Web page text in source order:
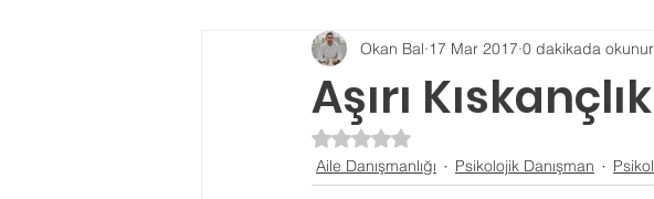
Dikkat Dağınıklığı Hiperaktivite Anne-Baba Eğitimi
Kekemelik TYT-AYT
Aşırı
Okan Bal 17 Mar 2017 0 dakikada okunur
5 üzerinden NaN yıldız
Aile Danışmanlığı
Psikolojik Danışman